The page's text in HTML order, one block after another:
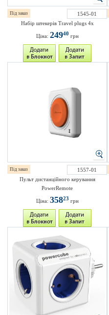
Під заказ
1545-01
Набір штекерів Travel plugs 4x
Ціна: 24940 грн
Під заказ
1557-01
Пульт дистанційного керування
PowerRemote
Ціна: 35823 грн